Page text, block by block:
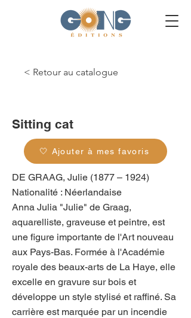
< Retour au catalogue
Sitting cat
🤍 Ajouter à mes favoris
DE GRAAG, Julie (1877 – 1924)
Nationalité : Néerlandaise
Anna Julia "Julie" de Graag,
aquarelliste, graveuse et peintre, est
une figure importante de l'Art nouveau
aux Pays-Bas. Formée à l'Académie
royale des beaux-arts de La Haye, elle
excelle en gravure sur bois et
développe un style stylisé et raffiné. Sa
carrière est marquée par un incendie